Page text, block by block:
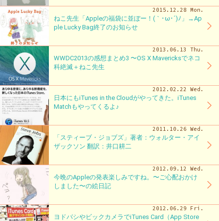
2015.12.28 Mon.
ねこ先生「Appleの福袋に並ぼー！(｀･ω･´)ﾉ」→Ap
ple Lucky Bag終了のお知らせ
2013.06.13 Thu.
WWDC2013の感想まとめ3 〜OS X Mavericksでネコ
科絶滅＋ねこ先生
2012.02.22 Wed.
日本にもiTunes in the Cloudがやってきた。iTunes
Matchもやってくるよ♪
2011.10.26 Wed.
「スティーブ・ジョブズ」著者：ウォルター・アイ
ザックソン 翻訳：井口耕二
2012.09.12 Wed.
今晩のAppleの発表楽しみですね。〜ご心配おかけ
しました〜の絵日記
2012.06.29 Fri.
ヨドバシやビックカメラでiTunes Card（App Store